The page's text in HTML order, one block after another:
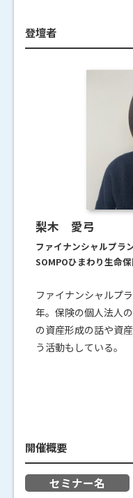
登壇者
梨木 愛弓
ファイナンシャルプラ
SOMPOひまわり生命
ファイナンシャルプ
年。保険の個人法人
の資産形成の話や資
う活動もしている。
開催概要
セミナー名